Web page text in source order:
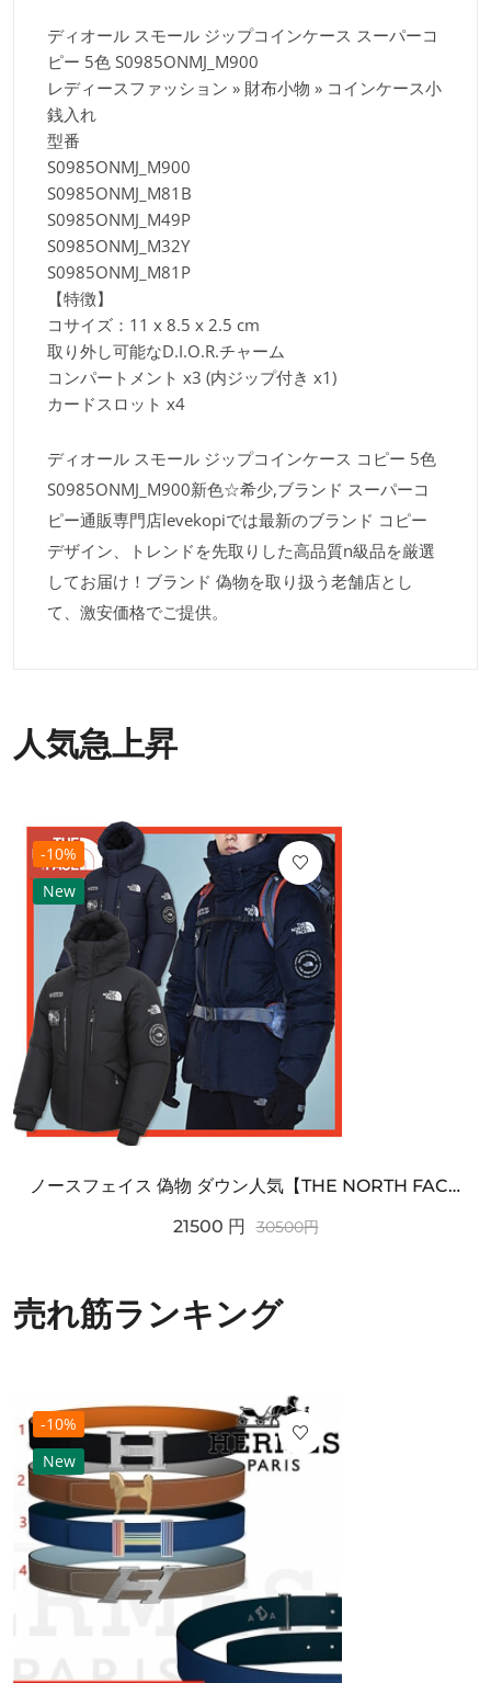
ディオール スモール ジップコインケース スーパーコ
ピー 5色 S0985ONMJ_M900
レディースファッション » 財布小物 » コインケース小
銭入れ
型番
S0985ONMJ_M900
S0985ONMJ_M81B
S0985ONMJ_M49P
S0985ONMJ_M32Y
S0985ONMJ_M81P
【特徴】
コサイズ：11 x 8.5 x 2.5 cm
取り外し可能なD.I.O.R.チャーム
コンパートメント x3 (内ジップ付き x1)
カードスロット x4
ディオール スモール ジップコインケース コピー 5色
S0985ONMJ_M900​新色☆希少,ブランド スーパーコ
ピー通販専門店levekopiでは最新のブランド コピー
デザイン、トレンドを先取りした高品質n級品を厳選
してお届け！ブランド 偽物を取り扱う老舗店とし
て、激安価格でご提供。
人気急上昇
-10%
New
ノースフェイス 偽物 ダウン人気【THE NORTH FACE】M'S 7 SUMMIT HIM...
21500 円 30500円
売れ筋ランキング
-10%
New